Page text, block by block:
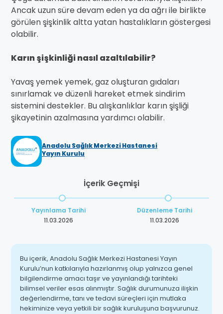
Ancak uzun süre devam eden ya da ağrı ile birlikte
görülen şişkinlik altta yatan hastalıkların göstergesi
olabilir.
Karın şişkinliği nasıl azaltılabilir?
Yavaş yemek yemek, gaz oluşturan gıdaları
sınırlamak ve düzenli hareket etmek sindirim
sistemini destekler. Bu alışkanlıklar karın şişliği
şikayetinin azalmasına yardımcı olabilir.
Anadolu Sağlık Merkezi Hastanesi
Yayın Kurulu
İçerik Geçmişi
Yayınlama Tarihi
11.03.2026
Düzenleme Tarihi
11.03.2026
Bu içerik, Anadolu Sağlık Merkezi Hastanesi Yayın
Kurulu’nun katkılarıyla hazırlanmış olup yalnızca genel
bilgilendirme amacı taşır ve yayınlandığı tarihteki
bilimsel veriler esas alınmıştır. Sağlık durumunuza ilişkin
değerlendirme, tanı ve tedavi süreçleri için mutlaka
hekiminize veya yetkili bir sağlık kuruluşuna başvurunuz.